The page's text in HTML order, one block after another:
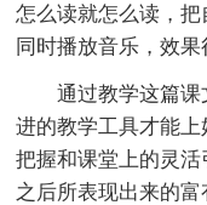
怎么读就怎么读，把
同时播放音乐，效果
通过教学这篇
进的教学工具才能
把握和课堂上的灵
之后所表现出来的